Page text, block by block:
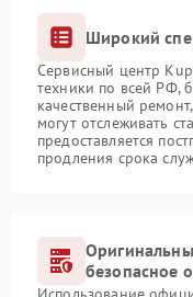
Широкий
Сервисный центр
техники по всей РФ,
качественный
могут отслеживать
предоставляется
продления срока
безопасное